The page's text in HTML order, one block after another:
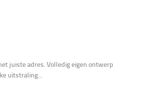
juiste adres. Volledig eigen ontwerp
uitstraling...